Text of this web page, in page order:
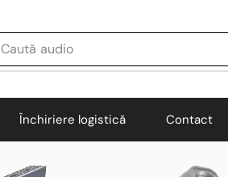
Caută audio
Închiriere logistică Contact